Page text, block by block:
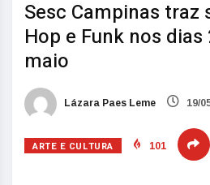
Sesc Campinas traz
Hop e Funk nos
maio
Lázara Paes Leme 19/
ARTE E CULTURA 101